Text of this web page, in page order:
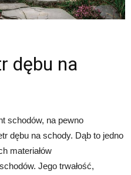
dębu na
schodów, na pewno
dębu na schody. Dąb to jedno
materiałów
Jego trwałość,